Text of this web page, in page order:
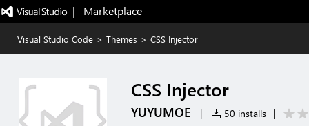
|   Marketplace
Visual Studio Code > Themes > CSS Injector
CSS Injector
YUYUMOE | 50 installs |